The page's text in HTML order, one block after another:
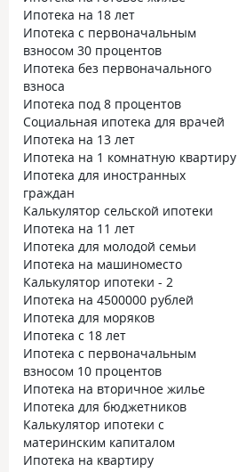
Ипотека на 18 лет
Ипотека с первоначальным
взносом 30 процентов
Ипотека без первоначального
взноса
Ипотека под 8 процентов
Социальная ипотека для врачей
Ипотека на 13 лет
Ипотека на 1 комнатную квартиру
Ипотека для иностранных
граждан
Калькулятор сельской ипотеки
Ипотека на 11 лет
Ипотека для молодой семьи
Ипотека на машиноместо
Калькулятор ипотеки - 2
Ипотека на 4500000 рублей
Ипотека для моряков
Ипотека с 18 лет
Ипотека с первоначальным
взносом 10 процентов
Ипотека на вторичное жилье
Ипотека для бюджетников
Калькулятор ипотеки с
материнским капиталом
Ипотека на квартиру